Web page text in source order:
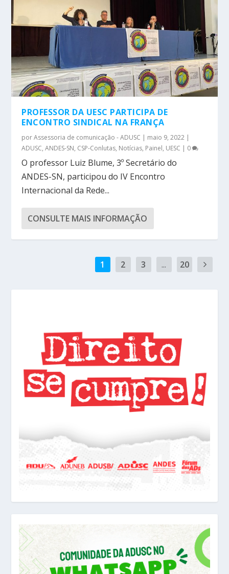
PROFESSOR DA UESC PARTICIPA DE
ENCONTRO SINDICAL NA FRANÇA
porAssessoria de comunicação - ADUSC | maio 9, 2022 |
ADUSC,ANDES-SN, CSP-Conlutas, Notícias, Painel, UESC | 0
O professor Luiz Blume, 3º Secretário do
ANDES-SN, participou do IV Encontro
Internacional da Rede...
CONSULTE MAIS INFORMAÇÃO
1 2 3 ... 20